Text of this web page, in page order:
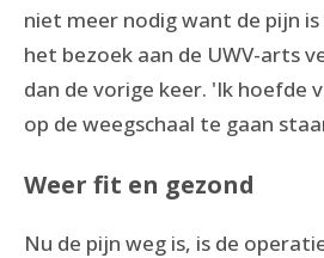
niet meer nodig want de pijn
het bezoek aan de UWV-arts
dan de vorige keer. 'Ik hoefde
op de weegschaal te gaan
Weer fit en gezond
Nu de pijn weg is, is de